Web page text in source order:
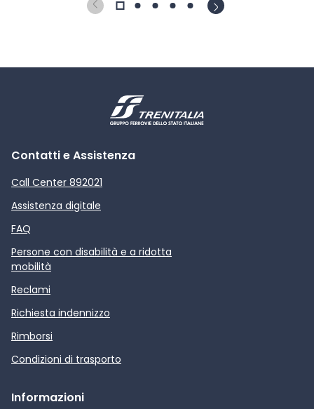
Contatti e Assistenza
Call Center 892021
Assistenza digitale
FAQ
Persone con disabilità e a ridotta
mobilità
Reclami
Richiesta indennizzo
Rimborsi
Condizioni di trasporto
Informazioni